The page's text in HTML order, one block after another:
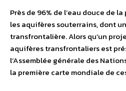
Près de 96% de l’eau douce de
les aquifères souterrains, dont
transfrontalière. Alors qu’un
aquifères transfrontaliers est
l’Assemblée générale des
la première carte mondiale de